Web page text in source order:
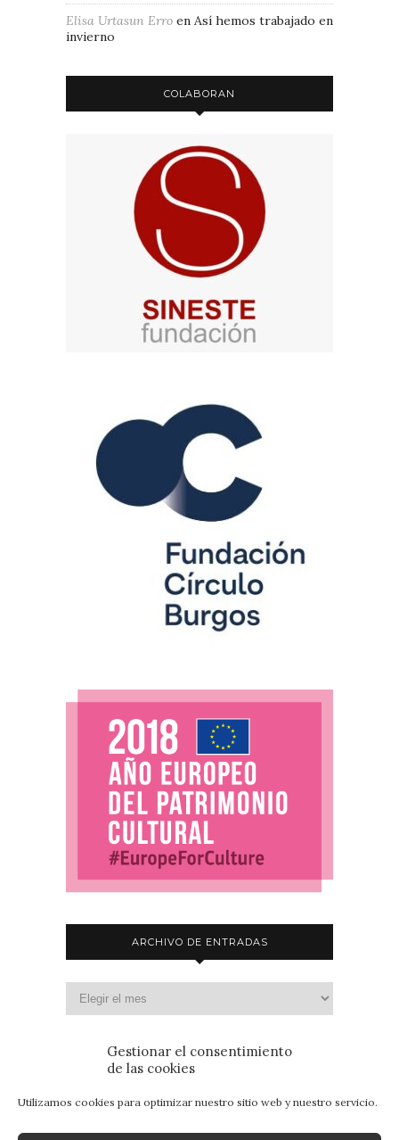
Gestionar el consentimiento
de las cookies
Utilizamos cookies para optimizar nuestro sitio web y nuestro servicio.
Elisa Urtasun Erro en Así hemos trabajado en
invierno
COLABORAN
ARCHIVO DE ENTRADAS